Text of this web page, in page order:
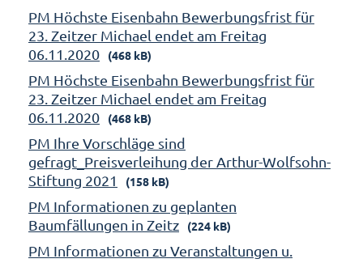
PM Höchste Eisenbahn Bewerbungsfrist für
23. Zeitzer Michael endet am Freitag
06.11.2020
(468 kB)
PM Höchste Eisenbahn Bewerbungsfrist für
23. Zeitzer Michael endet am Freitag
06.11.2020
(468 kB)
PM Ihre Vorschläge sind
gefragt_Preisverleihung der Arthur-Wolfsohn-
Stiftung 2021
(158 kB)
PM Informationen zu geplanten
Baumfällungen in Zeitz
(224 kB)
PM Informationen zu Veranstaltungen u.